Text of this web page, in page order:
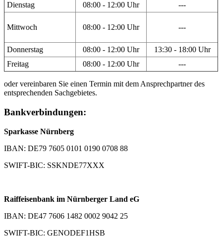
Dienstag
08:00 - 12:00 Uhr ---
Mittwoch 08:00 - 12:00 Uhr ---
Donnerstag 08:00 - 12:00 Uhr
13:30 - 18:00 Uhr
Freitag
08:00 - 12:00 Uhr ---
oder vereinbaren Sie einen Termin mit dem Ansprechpartner des
entsprechenden Sachgebietes.
Bankverbindungen:
Sparkasse Nürnberg
IBAN: DE79 7605 0101 0190 0708 88
SWIFT-BIC: SSKNDE77XXX
Raiffeisenbank im Nürnberger Land eG
IBAN: DE47 7606 1482 0002 9042 25
SWIFT-BIC: GENODEF1HSB